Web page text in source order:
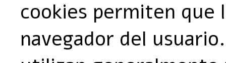
cookies permiten que
navegador del